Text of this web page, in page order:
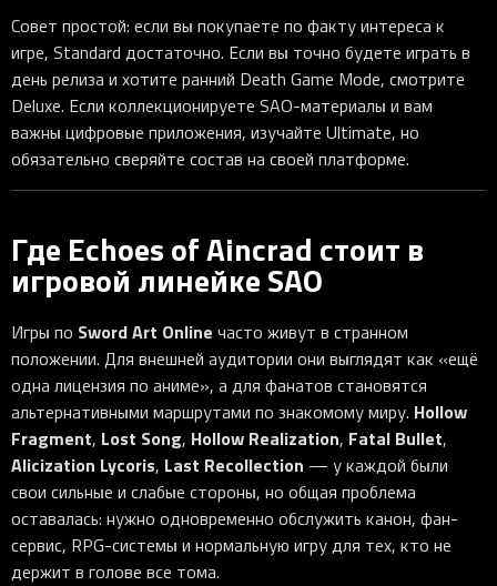
Совет простой: если вы покупаете по факту интереса к
игре, Standard достаточно. Если вы точно будете играть в
день релиза и хотите ранний Death Game Mode, смотрите
Deluxe. Если коллекционируете SAO-материалы и вам
важны цифровые приложения, изучайте Ultimate, но
обязательно сверяйте состав на своей платформе.
Где Echoes of Aincrad стоит в
игровой линейке SAO
Игры по Sword Art Online часто живут в странном
положении. Для внешней аудитории они выглядят как «ещё
одна лицензия по аниме», а для фанатов становятся
альтернативными маршрутами по знакомому миру. Hollow
Fragment, Lost Song, Hollow Realization, Fatal Bullet,
Alicization Lycoris, Last Recollection — у каждой были
свои сильные и слабые стороны, но общая проблема
оставалась: нужно одновременно обслужить канон, фан-
сервис, RPG-системы и нормальную игру для тех, кто не
держит в голове все тома.